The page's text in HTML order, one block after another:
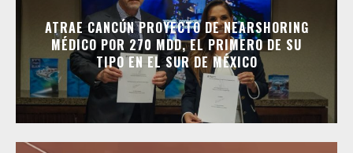
ATRAE CANCÚN PROYECTO DE NEARSHORING
MÉDICO POR 270 MDD, EL PRIMERO DE SU
TIPO EN EL SUR DE MÉXICO